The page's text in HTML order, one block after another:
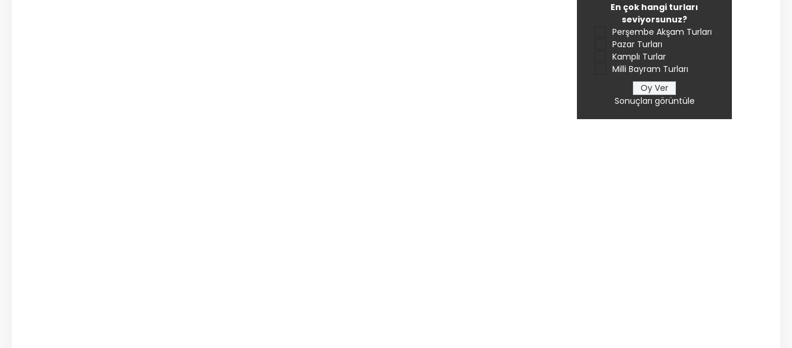
En çok hangi turları
seviyorsunuz?
Perşembe Akşam Turları
Pazar Turları
Kamplı Turlar
Milli Bayram Turları
Sonuçları görüntüle